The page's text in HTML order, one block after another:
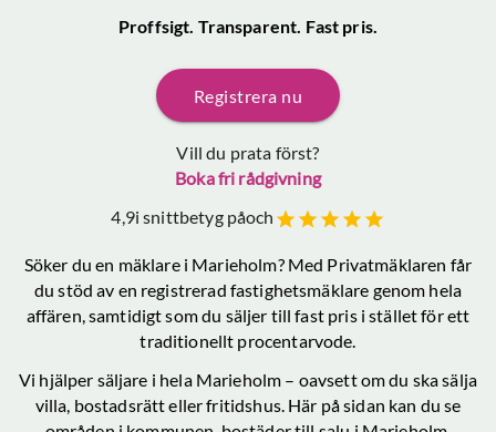
Proffsigt. Transparent. Fast pris.
Registrera nu
Vill du prata först?
Boka fri rådgivning
4,9i snittbetyg påoch
Söker du en mäklare i Marieholm? Med Privatmäklaren får
du stöd av en registrerad fastighetsmäklare genom hela
affären, samtidigt som du säljer till fast pris i stället för ett
traditionellt procentarvode.
Vi hjälper säljare i hela Marieholm – oavsett om du ska sälja
villa, bostadsrätt eller fritidshus. Här på sidan kan du se